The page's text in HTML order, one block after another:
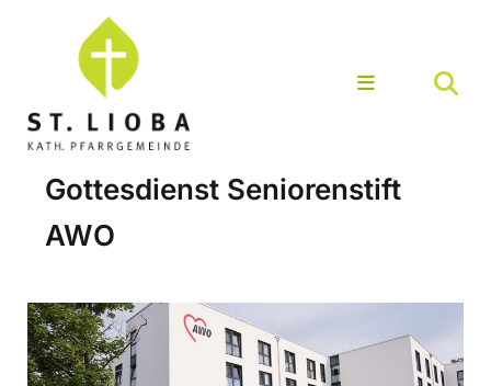
Gottesdienst Seniorenstift
AWO